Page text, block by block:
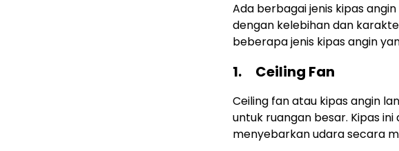
Ada berbagai jenis kipas
dengan kelebihan dan
beberapa jenis kipas angin
1. Ceiling Fan
Ceiling fan atau kipas angin
untuk ruangan besar. Kipas
menyebarkan udara secara